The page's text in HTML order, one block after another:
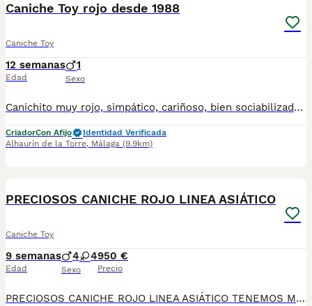
Caniche Toy rojo desde 1988
Caniche Toy
12 semanas
Edad
1
Sexo
Canichito muy rojo, simpático, cariñoso, bien sociabilizado puede visitar nuestra web canichetoymalaga.com desde 1988 se entrega con chip, pasaporte, vacunas etc estamos en Málaga puedes venir a conocerlo en persona o se envía por transporte especializado
CriadorCon Afijo
Identidad Verificada
Alhaurín de la Torre, Málaga (9.9km)
PRECIOSOS CANICHE ROJO LINEA ASIÁTICO
Caniche Toy
9 semanas
Edad
4 4
Sexo
950 €
Precio
PRECIOSOS CANICHE ROJO LINEA ASIÁTICO TENEMOS MALTIPOOL 📞 624 239 408, raza pura 50 por siento asiático rojo intenso muy lista y obediente, hipoalergénica, ideal para piso es muy cariñoso y juguetón Varios colores, cremas , bicolores rojos desde 900€ A 1800€, SEGUN COLOR Y SEXO DEL CANICHES precios reales si entráis en la wed : TENEMOS CANICHES, CHIHUAHUA, MALTIPOL, POMERANIA, BICHON MALTES 🧾 Cartilla veterinaria 🩺 Vacunaciones y desparasitaciones al día 📄 Contrato de garantía 🚚 Envíos a toda España, 💳 Pago a la entrega, contra reembolso 📞 624 239 408 📹 Vídeos y más información por WhatsApp 🌐 MUNDOCHIHUAHUA.ES